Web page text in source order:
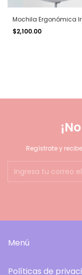
Mochila Ergonómica
$2,100.00
Regístrate y
Menú
Políticas de